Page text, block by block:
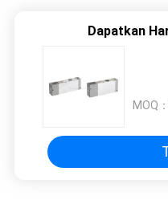
Dapatkan
MOQ：